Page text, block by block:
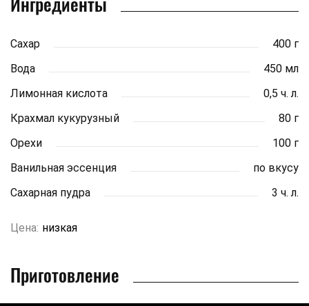
Сахар
400 г
Вода
450 мл
Лимонная кислота
0,5 ч. л.
Крахмал кукурузный
80 г
Орехи
100 г
Ванильная эссенция
по вкусу
Сахарная пудра
3 ч. л.
Цена: низкая
Приготовление